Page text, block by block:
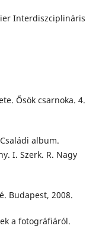
Interdiszciplináris
Ősök csarnoka. 4.
album.
I. Szerk. R. Nagy
Budapest, 2008.
a fotográfiáról.